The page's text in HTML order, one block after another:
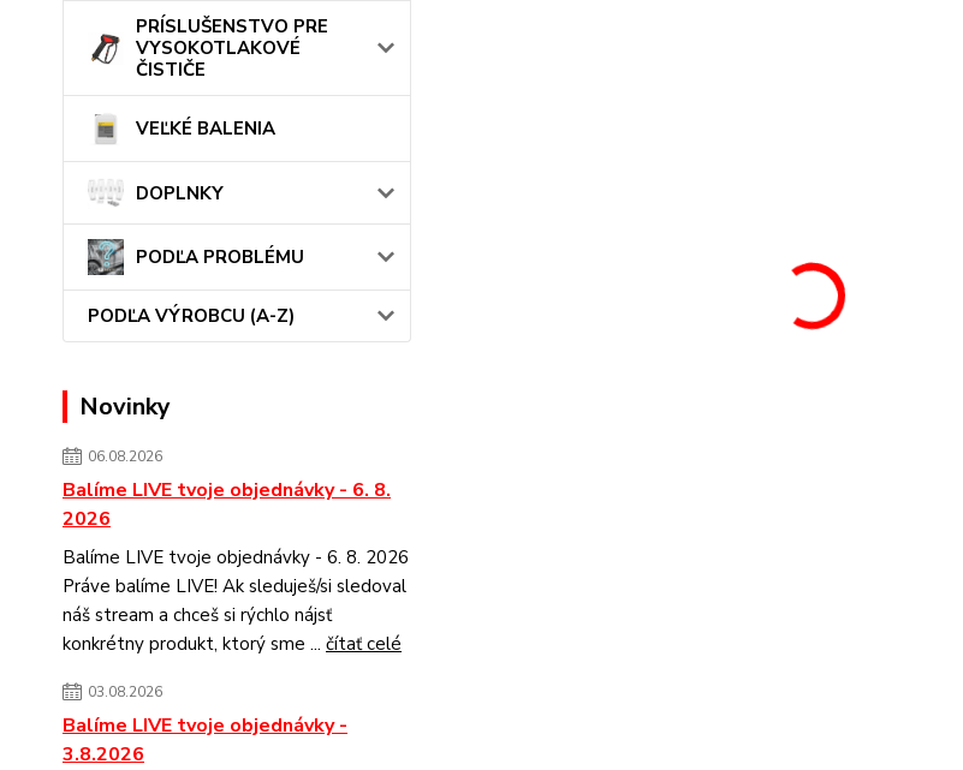
PRÍSLUŠENSTVO PRE
VYSOKOTLAKOVÉ
ČISTIČE
VEĽKÉ BALENIA
DOPLNKY
PODĽA PROBLÉMU
PODĽA VÝROBCU (A-Z)
Novinky
06.08.2026
Balíme LIVE tvoje objednávky - 6. 8.
2026
Balíme LIVE tvoje objednávky - 6. 8. 2026
Práve balíme LIVE! Ak sleduješ/si sledoval
náš stream a chceš si rýchlo nájsť
konkrétny produkt, ktorý sme ... čítať celé
03.08.2026
Balíme LIVE tvoje objednávky -
3.8.2026